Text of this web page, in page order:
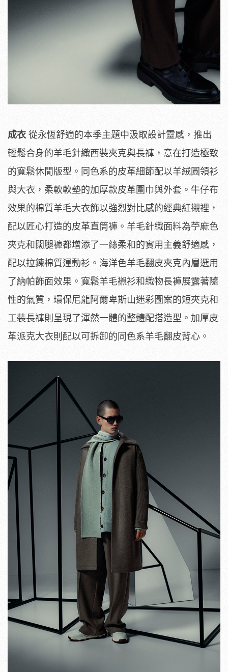
成衣 從永恆舒適的本季主題中汲取設計靈感，推出
輕鬆合身的羊毛針織西裝夾克與長褲，意在打造極致
的寬鬆休閒版型。同色系的皮革細節配以羊絨圓領衫
與大衣，柔軟軟墊的加厚款皮革圍巾與外套。牛仔布
效果的棉質羊毛大衣飾以強烈對比感的經典紅襯裡，
配以匠心打造的皮革直筒褲。羊毛針織面料為苧麻色
夾克和闊腿褲都增添了一絲柔和的實用主義舒適感，
配以拉鍊棉質運動衫。海洋色羊毛翻皮夾克內層選用
了納帕飾面效果。寬鬆羊毛襯衫和織物長褲展露著隨
性的氣質，環保尼龍阿爾卑斯山迷彩圖案的短夾克和
工裝長褲則呈現了渾然一體的整體配搭造型。加厚皮
革派克大衣則配以可拆卸的同色系羊毛翻皮背心。